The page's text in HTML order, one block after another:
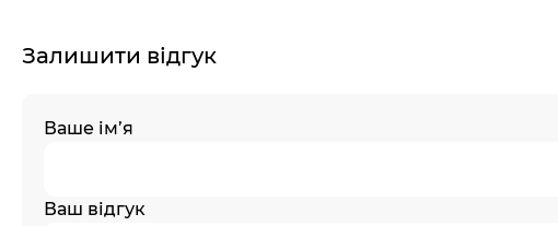
Залишити відгук
Ваше ім’я
Ваш відгук